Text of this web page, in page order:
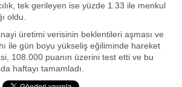
tek gerileyen ise yüzde 1.33 ile menkul
oldu.
üretimi verisinin beklentileri aşması ve
ile gün boyu yükseliş eğiliminde hareket
108.000 puanın üzerini test etti ve bu
haftayı tamamladı.